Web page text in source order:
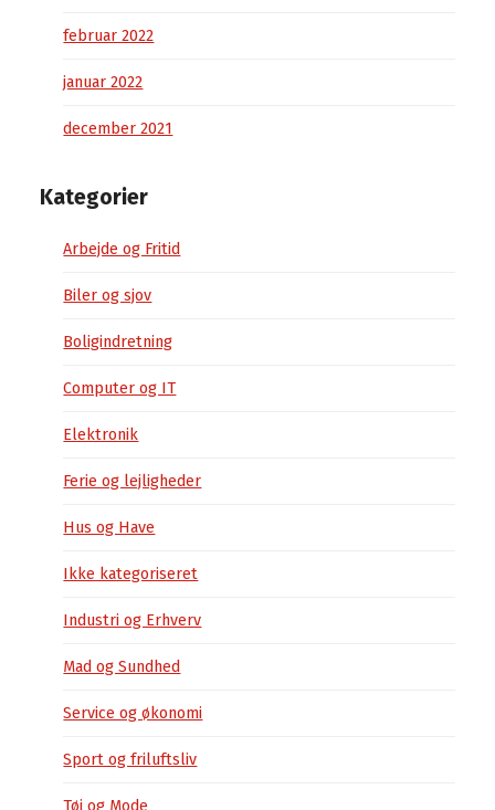
februar 2022
januar 2022
december 2021
Kategorier
Arbejde og Fritid
Biler og sjov
Boligindretning
Computer og IT
Elektronik
Ferie og lejligheder
Hus og Have
Ikke kategoriseret
Industri og Erhverv
Mad og Sundhed
Service og økonomi
Sport og friluftsliv
Tøj og Mode